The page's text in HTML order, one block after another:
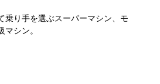
乗り手を選ぶスーパーマシン、モ
シン。